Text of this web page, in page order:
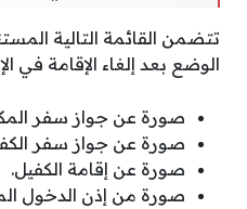
تتضمن القائمة التالية
الوضع بعد إلغاء الإقامة في
صورة عن جواز سفر
صورة عن جواز سفر
صورة عن إقامة الكفيل.
صورة من إذن الدخول